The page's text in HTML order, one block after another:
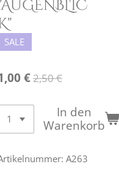
SALE
€2,50 €
In den
Warenkorb
A263